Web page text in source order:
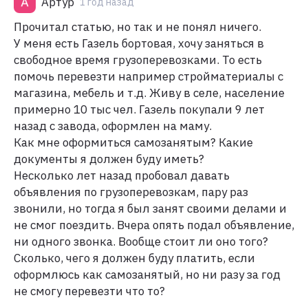
Прочитал статью, но так и не понял ничего.
У меня есть Газель бортовая, хочу заняться в
свободное время грузоперевозками. То есть
помочь перевезти например стройматериалы с
магазина, мебель и т.д. Живу в селе, население
примерно 10 тыс чел. Газель покупали 9 лет
назад с завода, оформлен на маму.
Как мне оформиться самозанятым? Какие
документы я должен буду иметь?
Несколько лет назад пробовал давать
объявления по грузоперевозкам, пару раз
звонили, но тогда я был занят своими делами и
не смог поездить. Вчера опять подал объявление,
ни одного звонка. Вообще стоит ли оно того?
Сколько, чего я должен буду платить, если
оформлюсь как самозанятый, но ни разу за год
не смогу перевезти что то?